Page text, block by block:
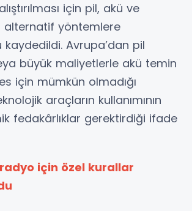
için pil, akü ve
alternatif yöntemlere
Avrupa’dan pil
büyük maliyetlerle akü temin
için mümkün olmadığı
araçların kullanımının
fedakârlıklar gerektirdiği ifade
için özel kurallar